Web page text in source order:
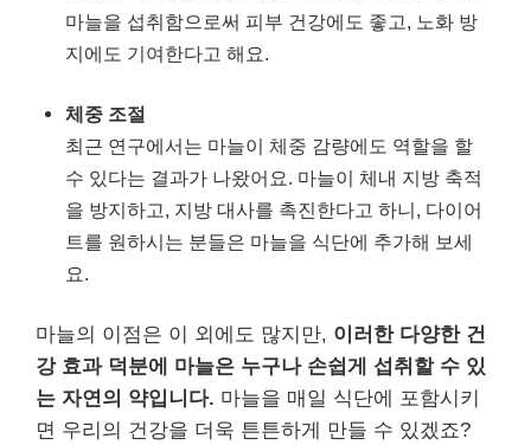
마늘을 섭취함으로써 피부 건강에도 좋고, 노화 방
지에도 기여한다고 해요.
체중 조절
최근 연구에서는 마늘이 체중 감량에도 역할을 할
수 있다는 결과가 나왔어요. 마늘이 체내 지방 축적
을 방지하고, 지방 대사를 촉진한다고 하니, 다이어
트를 원하시는 분들은 마늘을 식단에 추가해 보세
요.
마늘의 이점은 이 외에도 많지만, 이러한 다양한 건
강 효과 덕분에 마늘은 누구나 손쉽게 섭취할 수 있
는 자연의 약입니다. 마늘을 매일 식단에 포함시키
면 우리의 건강을 더욱 튼튼하게 만들 수 있겠죠?